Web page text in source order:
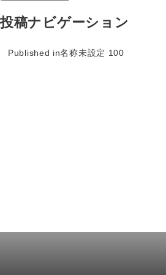
投稿ナビゲーション
Published in名称未設定 100